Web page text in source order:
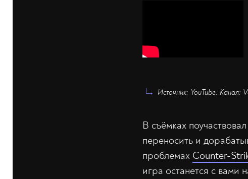
Источник: YouTube. Канал:
В съёмках
переносить и
проблемах Counter-
игра останется с вами